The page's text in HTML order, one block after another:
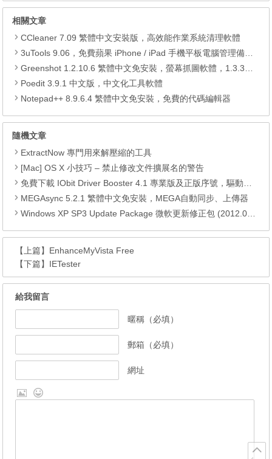
相關文章
CCleaner 7.09 繁體中文安裝版，高效能作業系統清理軟體
3uTools 9.06，免費蘋果 iPhone / iPad 手機平板電腦管理備份還原軟體
Greenshot 1.2.10.6 繁體中文免安裝，螢幕抓圖軟體，1.3.315 安裝版
Poedit 3.9.1 中文版，中文化工具軟體
Notepad++ 8.9.6.4 繁體中文免安裝，免費的代碼編輯器
隨機文章
ExtractNow 專門用來解壓縮的工具
[Mac] OS X 小技巧 – 禁止修改文件擴展名的警告
免費下載 IObit Driver Booster 4.1 專業版及正版序號，驅動程式一鍵更新
MEGAsync 5.2.1 繁體中文免安裝，MEGA自動同步、上傳器
Windows XP SP3 Update Package 微軟更新修正包 (2012.09月份)
【上篇】 EnhanceMyVista Free
【下篇】 IETester
給我留言
暱稱（必填）
郵箱（必填）
網址